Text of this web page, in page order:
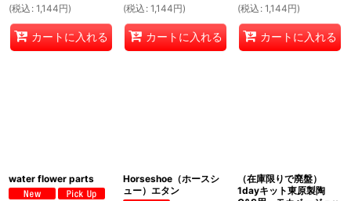
(税込 : 1,144円)
カートに入れる
(税込 : 1,144円)
カートに入れる
(税込 : 1,144円)
カートに入れる
water flower parts
Horseshoe（ホースシ
ュー）エタン
（在庫限りで廃盤）
1dayキット東原製陶